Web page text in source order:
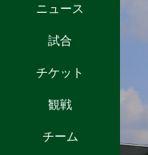
ニュース
試合
チケット
観戦
チーム